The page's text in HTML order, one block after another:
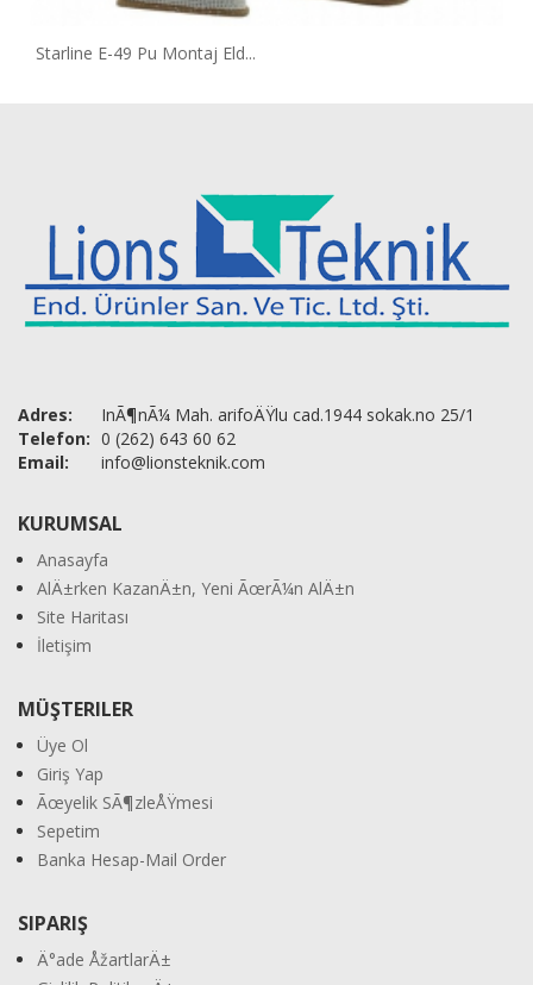
Starline E-49 Pu Montaj Eld...
Adres:
InÃ¶nÃ¼ Mah. arifoÄŸlu cad.1944 sokak.no 25/1
Telefon: 0 (262) 643 60 62
Email:
info@lionsteknik.com
KURUMSAL
Anasayfa
AlÄ±rken KazanÄ±n, Yeni ÃœrÃ¼n AlÄ±n
Site Haritası
İletişim
MÜŞTERILER
Üye Ol
Giriş Yap
Ãœyelik SÃ¶zleÅŸmesi
Sepetim
Banka Hesap-Mail Order
SIPARIŞ
Ä°ade ÅžartlarÄ±